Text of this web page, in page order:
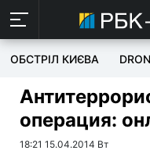
ОБСТРІЛ КИЄВА
операция:
18:21 15.04.2014 Вт